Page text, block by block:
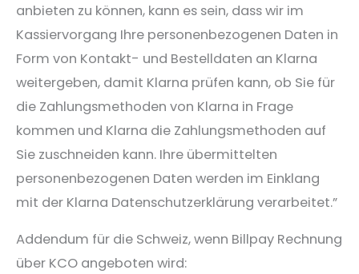
anbieten zu können, kann es sein, dass wir im
Kassiervorgang Ihre personenbezogenen Daten in
Form von Kontakt- und Bestelldaten an Klarna
weitergeben, damit Klarna prüfen kann, ob Sie für
die Zahlungsmethoden von Klarna in Frage
kommen und Klarna die Zahlungsmethoden auf
Sie zuschneiden kann. Ihre übermittelten
personenbezogenen Daten werden im Einklang
mit der Klarna Datenschutzerklärung verarbeitet.”
Addendum für die Schweiz, wenn Billpay Rechnung
über KCO angeboten wird: